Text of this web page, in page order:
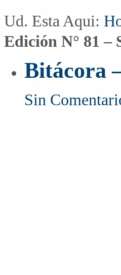
Ud. Esta Aqui:
Edición N° 81 –
Bitácora
Sin